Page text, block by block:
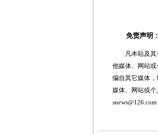
免责声明：
凡本站及其子
他媒体、网站
编自其它媒体
媒体、网站或
snews@126.com